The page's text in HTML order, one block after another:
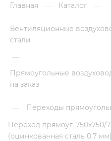
Главная — Каталог —
Вентиляционные
стали
—
Прямоугольные
на заказ
— Переходы
Переход прямоуг. 750х750/
(оцинкованная сталь 0,7 мм)